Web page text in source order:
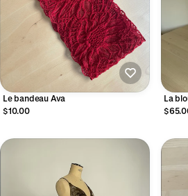
Le bandeau Ava
$10.00
La